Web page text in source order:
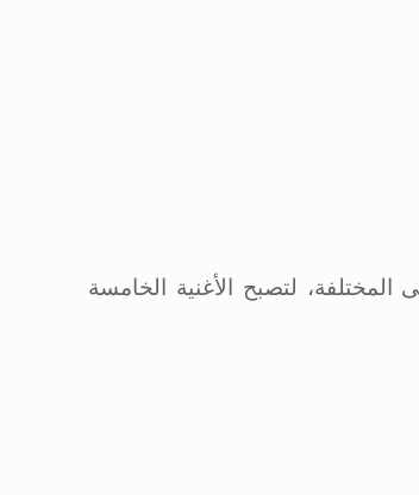
لتصبح الأغنية الخامسة